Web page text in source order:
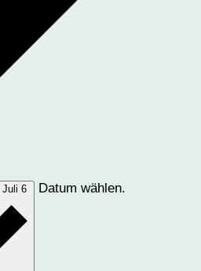
Juli 6 Datum wählen.